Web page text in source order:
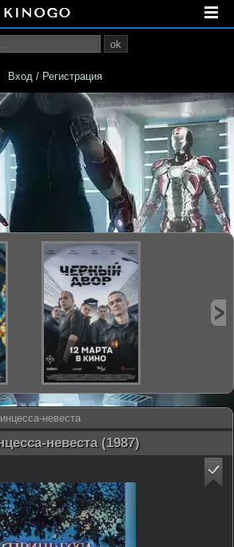
невеста
невеста (1987)
ok
Вход / Регистрация